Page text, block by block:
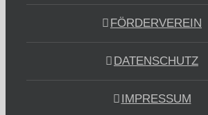
FÖRDERVEREIN
DATENSCHUTZ
IMPRESSUM